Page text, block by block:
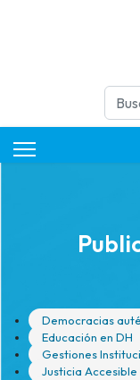
Buscar
Democracias
Educación en DH
Gestiones
Justicia Accesible